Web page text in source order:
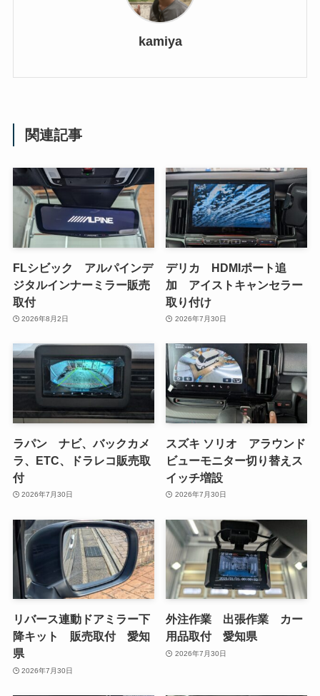
kamiya
関連記事
FLシビック アルパインデ
ジタルインナーミラー販売
取付
2026年8月2日
デリカ HDMIポート追
加 アイストキャンセラー
取り付け
2026年7月30日
ラパン ナビ、バックカメ
ラ、ETC、ドラレコ販売取
付
2026年7月30日
スズキ ソリオ アラウンド
ビューモニター切り替えス
イッチ増設
2026年7月30日
リバース連動ドアミラー下
降キット 販売取付 愛知
県
2026年7月30日
外注作業 出張作業 カー
用品取付 愛知県
2026年7月30日